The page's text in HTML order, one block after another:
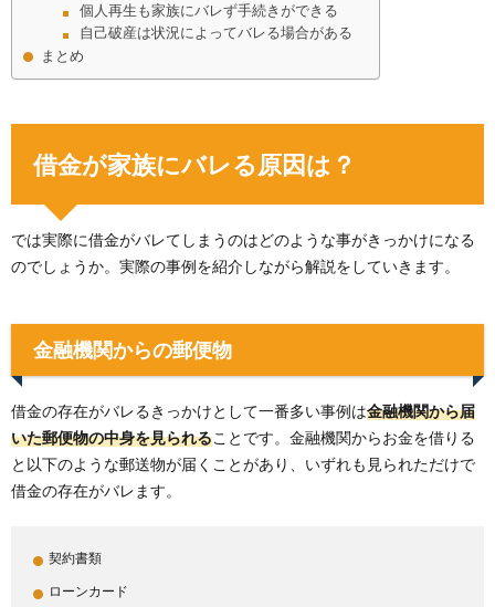
個人再生も家族にバレず手続きができる
自己破産は状況によってバレる場合がある
まとめ
借金が家族にバレる原因は？
では実際に借金がバレてしまうのはどのような事がきっかけになる
のでしょうか。実際の事例を紹介しながら解説をしていきます。
金融機関からの郵便物
借金の存在がバレるきっかけとして一番多い事例は金融機関から届
いた郵便物の中身を見られることです。金融機関からお金を借りる
と以下のような郵送物が届くことがあり、いずれも見られただけで
借金の存在がバレます。
契約書類
ローンカード